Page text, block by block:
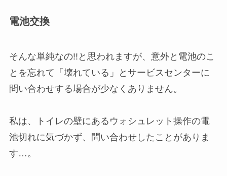
電池交換
そんな単純なの!!と思われますが、意外と電池のこ
とを忘れて「壊れている」とサービスセンターに
問い合わせする場合が少なくありません。
私は、トイレの壁にあるウォシュレット操作の電
池切れに気づかず、問い合わせしたことがありま
す…。